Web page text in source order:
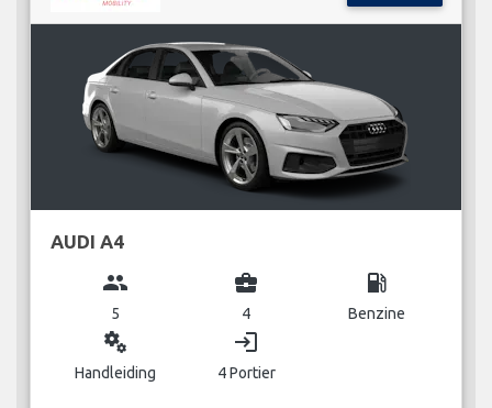
AUDI A4
group
5
business_center
4
local_gas_station
Benzine
miscellaneous_services
Handleiding
login
4 Portier